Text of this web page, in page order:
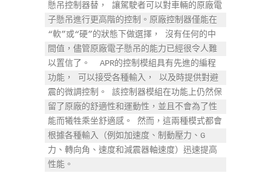
懸吊控制器替， 讓駕駛者可以對車輛的原廠電
子懸吊進行更高階的控制。原廠控制器僅能在
“軟”或“硬”的狀態下做選擇， 沒有任何的中
間值，儘管原廠電子懸吊的能力已經很令人難
以置信了。  APR的控制模組具有先進的編程
功能， 可以接受各種輸入， 以及時提供對避
震的微調控制。 該控制器模組在功能上仍然保
留了原廠的舒適性和運動性，並且不會為了性
能而犧牲乘坐舒適感。 然而，這兩種模式都會
根據各種輸入（例如加速度、制動壓力、G
力、轉向角、速度和減震器軸速度）迅速提高
性能。